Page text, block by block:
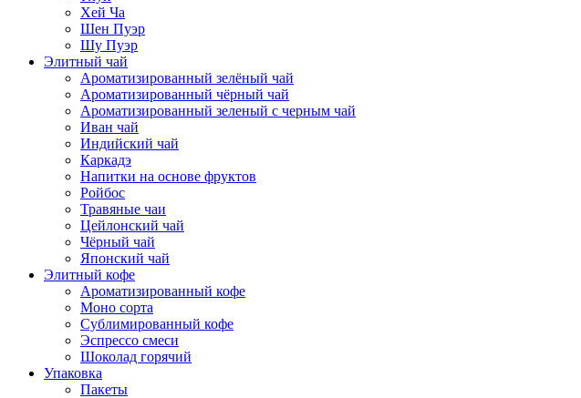
Хей Ча
Шен Пуэр
Шу Пуэр
Элитный чай
Ароматизированный зелёный чай
Ароматизированный чёрный чай
Ароматизированный зеленый с черным чай
Иван чай
Индийский чай
Каркадэ
Напитки на основе фруктов
Ройбос
Травяные чаи
Цейлонский чай
Чёрный чай
Японский чай
Элитный кофе
Ароматизированный кофе
Моно сорта
Сублимированный кофе
Эспрессо смеси
Шоколад горячий
Упаковка
Пакеты